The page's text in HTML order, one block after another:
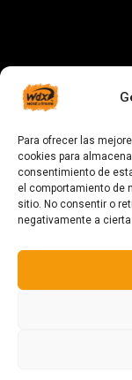
Para ofrecer las
cookies para
consentimiento de
el comportamiento de
sitio. No consentir o
negativamente a
Av. de
©